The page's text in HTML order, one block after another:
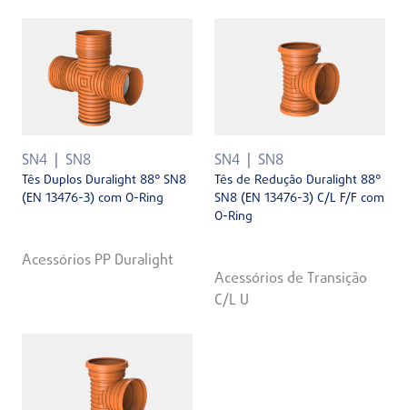
SN4 SN8
Tês Duplos Duralight 88° SN8
(EN 13476-3) com O-Ring
Acessórios PP Duralight
SN4 SN8
Tês de Redução Duralight 88°
SN8 (EN 13476-3) C/L F/F com
O-Ring
Acessórios de Transição
C/L U